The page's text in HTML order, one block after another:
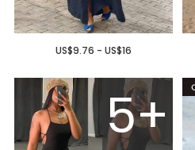
US$9.76 - US$16
5+